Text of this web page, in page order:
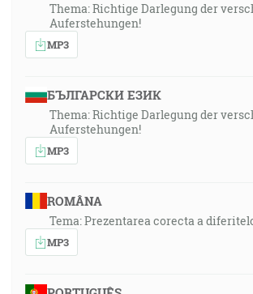
Thema: Richtige Darlegung der
Auferstehungen!
MP3
БЪЛГАРСКИ ЕЗИК
Thema: Richtige Darlegung der
Auferstehungen!
MP3
ROMÂNA
Tema: Prezentarea corecta a
MP3